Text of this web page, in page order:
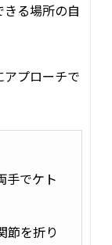
る場所の自
プローチで
手でケト
節を折り